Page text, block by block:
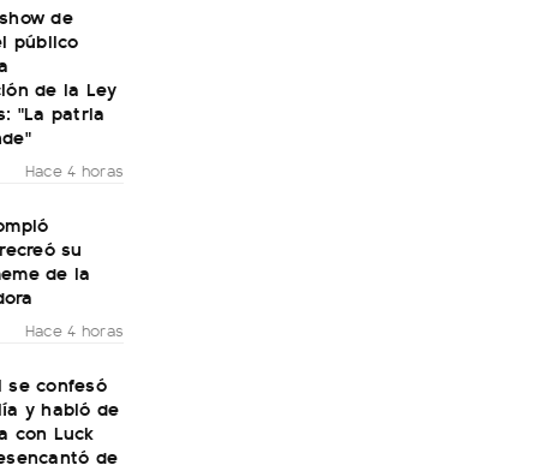
de
público
de la Ley
"La patria
Hace 4 horas
su
de la
Hace 4 horas
se confesó
y habló de
con Luck
de